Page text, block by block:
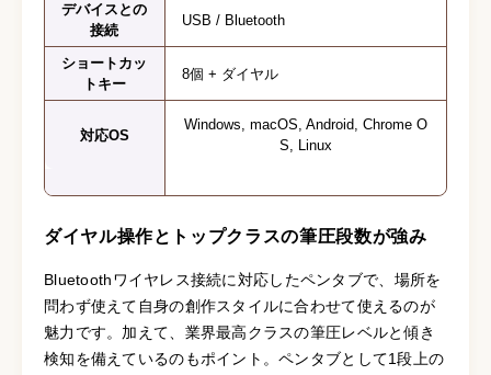
デバイスとの
接続
USB / Bluetooth
ショートカッ
トキー
8個 + ダイヤル
対応OS
Windows, macOS, Android, Chrome O
S, Linux
ダイヤル操作とトップクラスの筆圧段数が強み
Bluetoothワイヤレス接続に対応したペンタブで、場所を
問わず使えて自身の創作スタイルに合わせて使えるのが
魅力です。加えて、業界最高クラスの筆圧レベルと傾き
検知を備えているのもポイント。ペンタブとして1段上の